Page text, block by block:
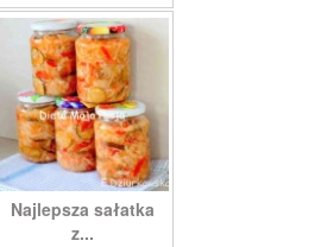
Najlepsza sałatka
z...